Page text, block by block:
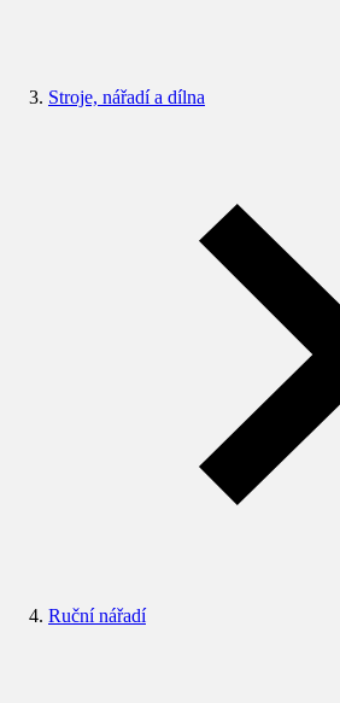
Stroje, nářadí a dílna
Ruční nářadí